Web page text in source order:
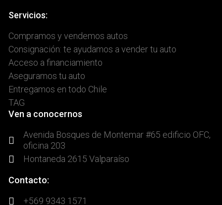
Servicios:
Compramos y vendemos autos
Consignación: te ayudamos a vender tu auto
Acceso a financiamiento
Aseguramos tu auto
Entregamos en todo Chile
TAG
Ven a conocernos
Avenida Bosques de Montemar #65 edificio OFC,
oficina 203
Hontaneda 2615 Valparaíso
Contacto:
+569 9343 1571